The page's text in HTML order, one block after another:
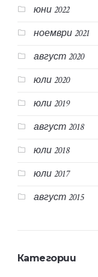
юни 2022
ноември 2021
август 2020
юли 2020
юли 2019
август 2018
юли 2018
юли 2017
август 2015
Категории